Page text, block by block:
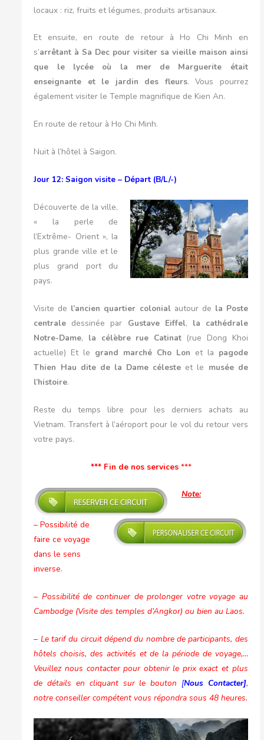
locaux : riz, fruits et légumes, produits artisanaux.
Et ensuite, en route de retour à Ho Chi Minh en
s’arrêtant à Sa Dec pour visiter sa vieille maison ainsi
que le lycée où la mer de Marguerite était
enseignante et le jardin des fleurs. Vous pourrez
également visiter le Temple magnifique de Kien An.
En route de retour à Ho Chi Minh.
Nuit à l’hôtel à Saigon.
Jour 12: Saigon visite – Départ (B/L/-)
Découverte de la ville,
« la perle de
l’Extrême- Orient », la
plus grande ville et le
plus grand port du
pays.
Visite de l’ancien quartier colonialautour de la Poste
centrale dessinée par Gustave Eiffel, la cathédrale
Notre-Dame, la célèbre rue Catinat(rue Dong Khoi
actuelle) Et le grand marché Cho Lon et la pagode
Thien Hau dite de la Dame céleste et le musée de
l’histoire.
Reste du temps libre pour les derniers achats au
Vietnam. Transfert à l’aéroport pour le vol du retour vers
votre pays.
*** Fin de nos services***
Note:
– Possibilité de
faire ce voyage
dans le sens
inverse.
– Possibilité de continuer de prolonger votre voyage au
Cambodge (Visite des temples d’Angkor) ou bien au Laos.
– Le tarif du circuit dépend du nombre de participants, des
hôtels choisis, des activités et de la période de voyage,…
Veuillez nous contacter pour obtenir le prix exact et plus
de détails en cliquant sur le bouton [Nous Contacter],
notre conseiller compétent vous répondra sous 48 heures.